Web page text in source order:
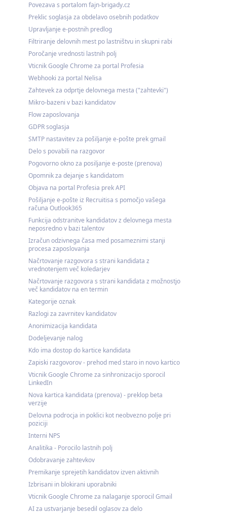
Povezava s portalom fajn-brigady.cz
Preklic soglasja za obdelavo osebnih podatkov
Upravljanje e-postnih predlog
Filtriranje delovnih mest po lastništvu in skupni rabi
Poročanje vrednosti lastnih polj
Vticnik Google Chrome za portal Profesia
Webhooki za portal Nelisa
Zahtevek za odprtje delovnega mesta ("zahtevki")
Mikro-bazeni v bazi kandidatov
Flow zaposlovanja
GDPR soglasja
SMTP nastavitev za pošiljanje e-pošte prek gmail
Delo s povabili na razgovor
Pogovorno okno za posiljanje e-poste (prenova)
Opomnik za dejanje s kandidatom
Objava na portal Profesia prek API
Pošiljanje e-pošte iz Recruitisa s pomočjo vašega
računa Outlook365
Funkcija odstranitve kandidatov z delovnega mesta
neposredno v bazi talentov
Izračun odzivnega časa med posameznimi stanji
procesa zaposlovanja
Načrtovanje razgovora s strani kandidata z
vrednotenjem več koledarjev
Načrtovanje razgovora s strani kandidata z možnostjo
več kandidatov na en termin
Kategorije oznak
Razlogi za zavrnitev kandidatov
Anonimizacija kandidata
Dodeljevanje nalog
Kdo ima dostop do kartice kandidata
Zapiski razgovorov - prehod med staro in novo kartico
Vticnik Google Chrome za sinhronizacijo sporocil
LinkedIn
Nova kartica kandidata (prenova) - preklop beta
verzije
Delovna podrocja in poklici kot neobvezno polje pri
poziciji
Interni NPS
Analitika - Porocilo lastnih polj
Odobravanje zahtevkov
Premikanje sprejetih kandidatov izven aktivnih
Izbrisani in blokirani uporabniki
Vticnik Google Chrome za nalaganje sporocil Gmail
AI za ustvarjanje besedil oglasov za delo